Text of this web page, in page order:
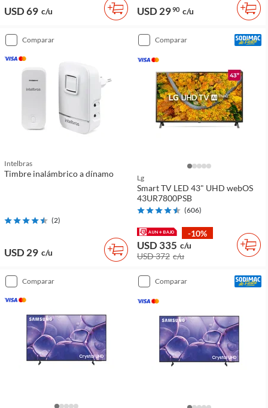
USD 69 c/u USD 2990 c/u
comparar
Intelbras
Timbre inalámbrico a dínamo
(2)
USD 29 c/u
comparar
Lg
Smart TV LED 43" UHD webOS
43UR7800PSB
(606)
-10%
USD 335 c/u
USD 372 c/u
comparar comparar